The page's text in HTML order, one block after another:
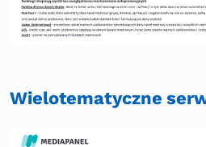
Wielotematyczne